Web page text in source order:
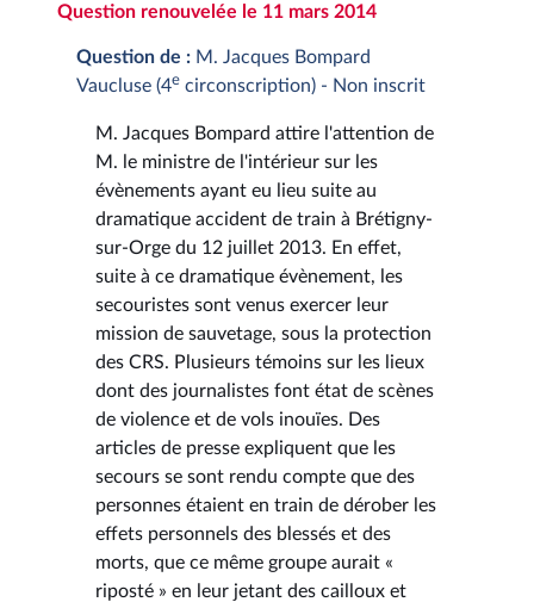
Question renouvelée le 11 mars 2014
Question de : M. Jacques Bompard
Vaucluse (4e circonscription) - Non inscrit
M. Jacques Bompard attire l'attention de
M. le ministre de l'intérieur sur les
évènements ayant eu lieu suite au
dramatique accident de train à Brétigny-
sur-Orge du 12 juillet 2013. En effet,
suite à ce dramatique évènement, les
secouristes sont venus exercer leur
mission de sauvetage, sous la protection
des CRS. Plusieurs témoins sur les lieux
dont des journalistes font état de scènes
de violence et de vols inouïes. Des
articles de presse expliquent que les
secours se sont rendu compte que des
personnes étaient en train de dérober les
effets personnels des blessés et des
morts, que ce même groupe aurait «
riposté » en leur jetant des cailloux et